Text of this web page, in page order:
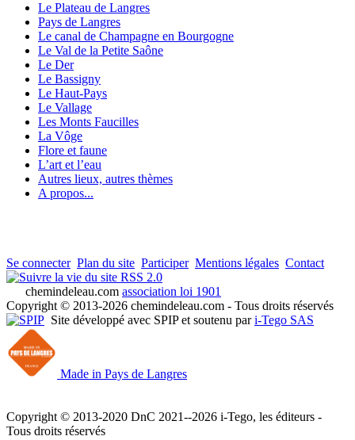
Le Plateau de Langres
Pays de Langres
Le canal de Champagne en Bourgogne
Le Val de la Petite Saône
Le Der
Le Bassigny
Le Haut-Pays
Le Vallage
Les Monts Faucilles
La Vôge
Flore et faune
L’art et l’eau
Autres lieux, autres thèmes
A propos...
Se connecter Plan du site Participer Mentions légales Contact
RSS 2.0
chemindeleau.com association loi 1901
Copyright © 2013-2026 chemindeleau.com - Tous droits réservés
Site développé avec SPIP et soutenu pari-Tego SAS
Made in Pays de Langres
Copyright © 2013-2020 DnC 2021--2026 i-Tego, les éditeurs -
Tous droits réservés